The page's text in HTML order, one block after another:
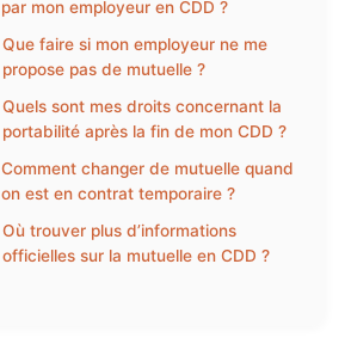
par mon employeur en CDD ?
Que faire si mon employeur ne me
propose pas de mutuelle ?
Quels sont mes droits concernant la
portabilité après la fin de mon CDD ?
Comment changer de mutuelle quand
on est en contrat temporaire ?
Où trouver plus d’informations
officielles sur la mutuelle en CDD ?